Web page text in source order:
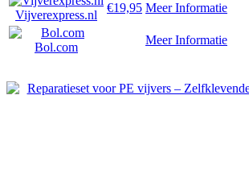
Vijverexpress.nl
€19,95 Meer Informatie
Bol.com
Meer Informatie